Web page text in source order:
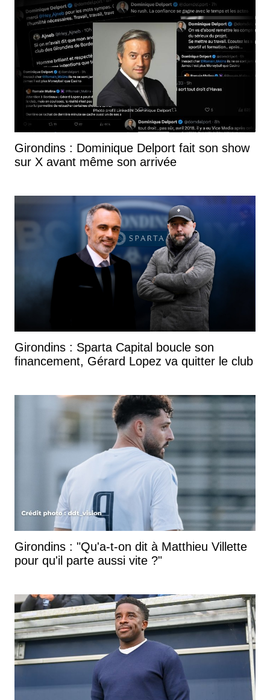
Girondins : Dominique Delport fait son show
sur X avant même son arrivée
Girondins : Sparta Capital boucle son
financement, Gérard Lopez va quitter le club
Girondins : "Qu'a-t-on dit à Matthieu Villette
pour qu'il parte aussi vite ?"